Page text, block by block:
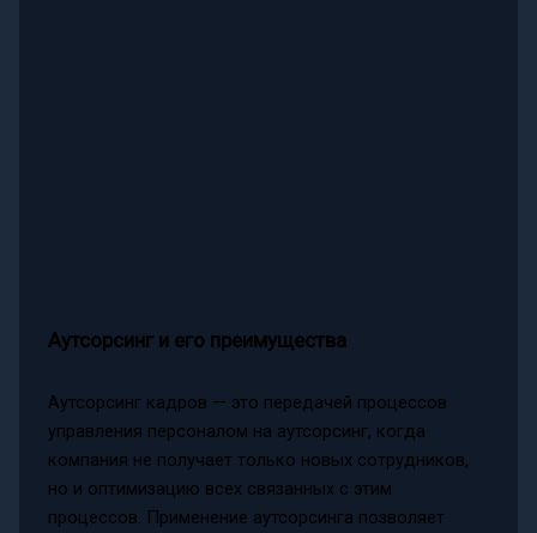
Аутсорсинг и его преимущества
Аутсорсинг кадров — это передачей процессов
управления персоналом на аутсорсинг, когда
компания не получает только новых сотрудников,
но и оптимизацию всех связанных с этим
процессов. Применение аутсорсинга позволяет